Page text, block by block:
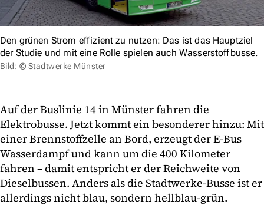
Den grünen Strom effizient zu nutzen: Das ist das Hauptziel
der Studie und mit eine Rolle spielen auch Wasserstoffbusse.
Bild: © Stadtwerke Münster
Auf der Buslinie 14 in Münster fahren die
Elektrobusse. Jetzt kommt ein besonderer hinzu: Mit
einer Brennstoffzelle an Bord, erzeugt der E-Bus
Wasserdampf und kann um die 400 Kilometer
fahren – damit entspricht er der Reichweite von
Dieselbussen. Anders als die Stadtwerke-Busse ist er
allerdings nicht blau, sondern hellblau-grün.